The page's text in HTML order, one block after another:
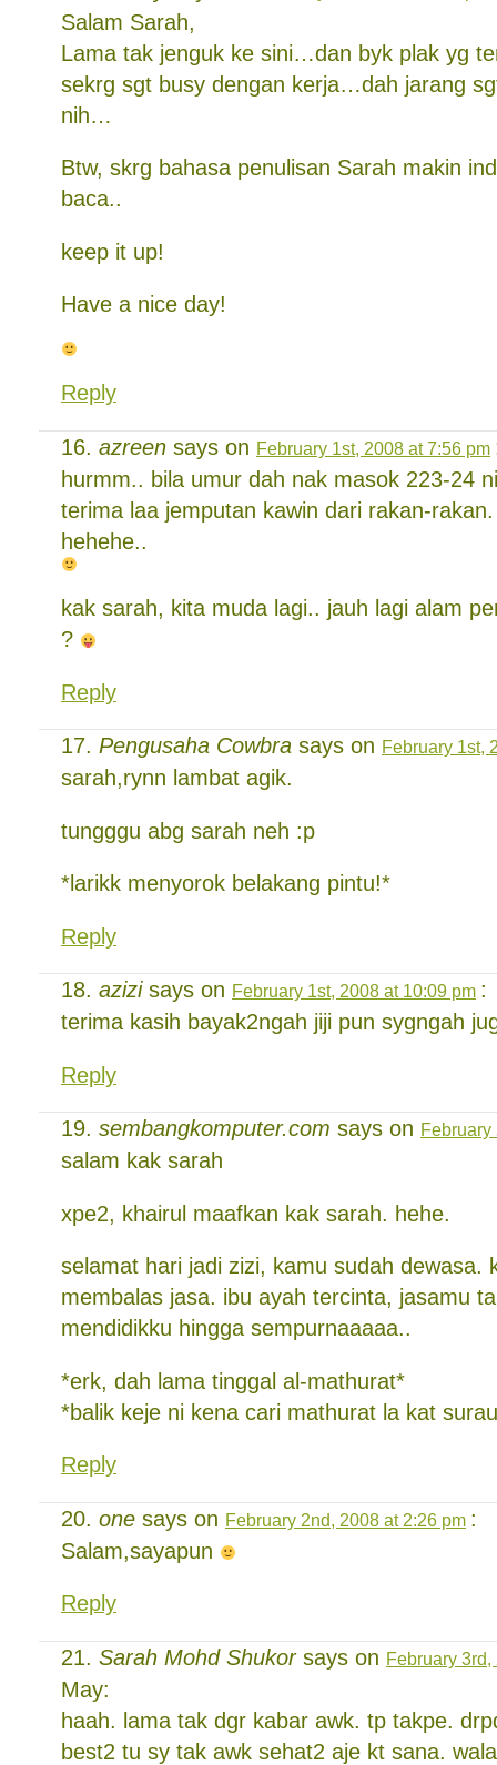
Salam Sarah,
Lama tak jenguk ke sini…dan byk plak yg
sekrg sgt busy dengan kerja…dah jarang
nih…
Btw, skrg bahasa penulisan Sarah makin
baca..
keep it up!
Have a nice day!
Reply
azreen says on February 1st, 2008 at 7:56 pm
hurmm.. bila umur dah nak masok 223-24
terima laa jemputan kawin dari rakan-rakan.
hehehe..
kak sarah, kita muda lagi.. jauh lagi alam
?
Reply
Pengusaha Cowbra says on February 1st,
sarah,rynn lambat agik.
tungggu abg sarah neh :p
*larikk menyorok belakang pintu!*
Reply
azizisays on February 1st, 2008 at 10:09 pm :
terima kasih bayak2ngah jiji pun sygngah
Reply
sembangkomputer.com says on February
salam kak sarah
xpe2, khairul maafkan kak sarah. hehe.
selamat hari jadi zizi, kamu sudah dewasa.
membalas jasa. ibu ayah tercinta, jasamu
mendidikku hingga sempurnaaaaa..
*erk, dah lama tinggal al-mathurat*
*balik keje ni kena cari mathurat la kat
Reply
one says on February 2nd, 2008 at 2:26 pm :
Salam,sayapun
Reply
Sarah Mohd Shukorsays on February
May:
haah. lama tak dgr kabar awk. tp takpe.
best2 tu sy tak awk sehat2 aje kt sana.